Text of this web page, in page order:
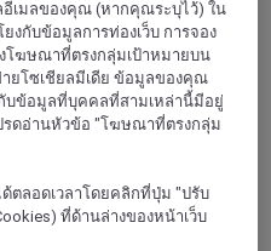
ชอาณาจักร
อีเมลของคุณ (หากคุณระบุไว้) ใน
งกับข้อมูลการท่องเว็บ การจอง
ฆษณาที่ตรงกลุ่มเป้าหมายบน
ยโซเชียลมีเดีย ข้อมูลของคุณ
บข้อมูลที่บุคคลที่สามเหล่านี้มีอยู่
รดอ่านหัวข้อ "โฆษณาที่ตรงกลุ่ม
ตลอดเวลาโดยคลิกที่ปุ่ม "ปรับ
ที่ด้านล่างของหน้าเว็บ